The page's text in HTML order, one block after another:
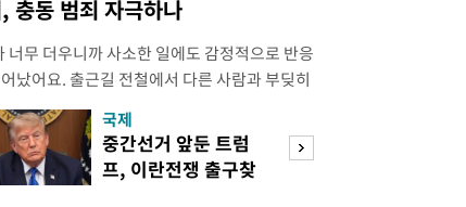
충동 범죄 자극하나
너무 더우니까 사소한 일에도 감정적으로 반응
났어요. 출근길 전철에서 다른 사람과 부딪히
을 막고 서 있으면 짜증이 확 올라오더라고요."
A씨) 유례없는 폭염이 이어지면서 사소한 자극
을 내거나 감정적으로 반응하는 사람이 늘고
온과 습도가 불쾌감과 공격성을 높이는 데다
국제
중간선거 앞둔 트럼
프, 이란전쟁 출구찾